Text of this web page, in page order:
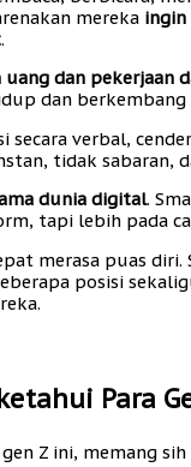
mereka ingin
.
uang dan pekerjaan
dan
verbal,
tidak sabaran,
dunia digital.
tapi lebih pada
merasa puas diri.
posisi
Para
Z ini, memang